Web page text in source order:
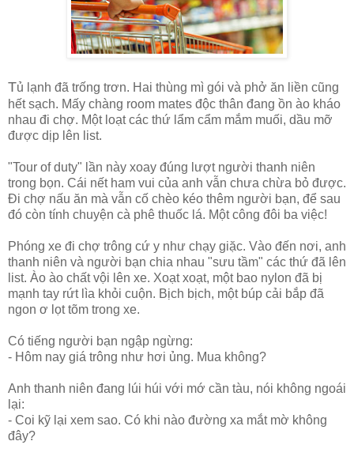
Tủ lạnh đã trống trơn. Hai thùng mì gói và phở ăn liền cũng
hết sạch. Mấy chàng room mates độc thân đang ồn ào kháo
nhau đi chợ. Một loạt các thứ lẩm cẩm mắm muối, dầu mỡ
được dịp lên list.
"Tour of duty" lần này xoay đúng lượt người thanh niên
trong bọn. Cái nết ham vui của anh vẫn chưa chừa bỏ được.
Đi chợ nấu ăn mà vẫn cố chèo kéo thêm người bạn, để sau
đó còn tính chuyện cà phê thuốc lá. Một công đôi ba việc!
Phóng xe đi chợ trông cứ y như chạy giặc. Vào đến nơi, anh
thanh niên và người bạn chia nhau "sưu tầm" các thứ đã lên
list. Ào ào chất vội lên xe. Xoạt xoạt, một bao nylon đã bị
mạnh tay rứt lìa khỏi cuộn. Bịch bịch, một búp cải bắp đã
ngon ơ lọt tõm trong xe.
Có tiếng người bạn ngập ngừng:
- Hôm nay giá trông như hơi ủng. Mua không?
Anh thanh niên đang lúi húi với mớ cần tàu, nói không ngoái
lại:
- Coi kỹ lại xem sao. Có khi nào đường xa mắt mờ không
đây?